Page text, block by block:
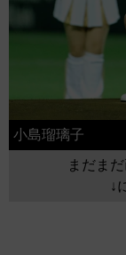
小島瑠璃子
まだま
↓